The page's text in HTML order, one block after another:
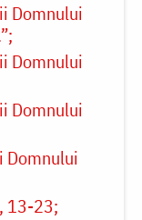
Domnului
Domnului
Domnului
Domnului
13-23